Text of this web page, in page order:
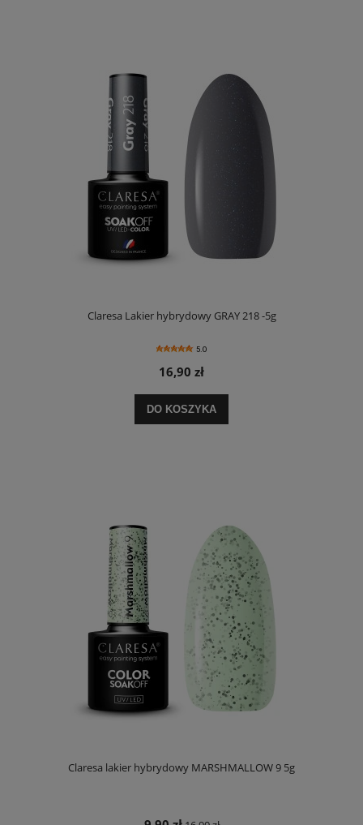
Claresa Lakier hybrydowy GRAY 218 -5g
5.0
16,90 zł
DO KOSZYKA
Claresa lakier hybrydowy MARSHMALLOW 9 5g